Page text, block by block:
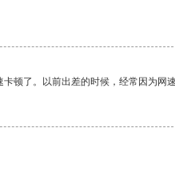
了。以前出差的时候，经常因为网